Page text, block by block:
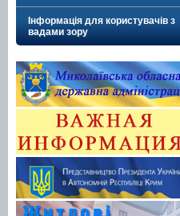
Інформація для користувачів з
вадами зору